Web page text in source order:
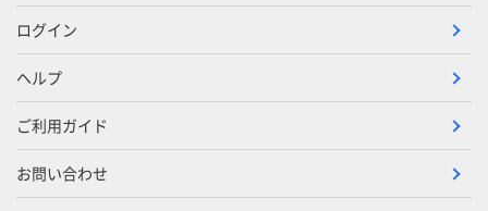
ログイン
ヘルプ
ご利用ガイド
お問い合わせ